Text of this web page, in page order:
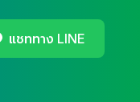
แชททาง LINE